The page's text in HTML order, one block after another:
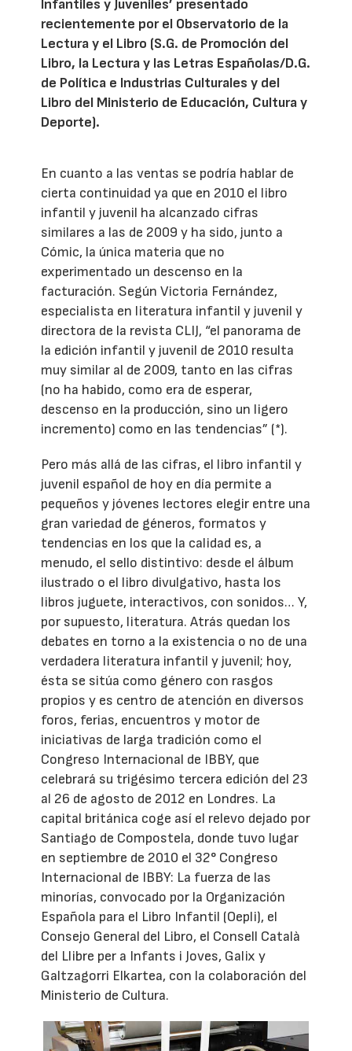
Infantiles y Juveniles’ presentado
recientemente por el Observatorio de la
Lectura y el Libro (S.G. de Promoción del
Libro, la Lectura y las Letras Españolas/D.G.
de Política e Industrias Culturales y del
Libro del Ministerio de Educación, Cultura y
Deporte).
En cuanto a las ventas se podría hablar de
cierta continuidad ya que en 2010 el libro
infantil y juvenil ha alcanzado cifras
similares a las de 2009 y ha sido, junto a
Cómic, la única materia que no
experimentado un descenso en la
facturación. Según Victoria Fernández,
especialista en literatura infantil y juvenil y
directora de la revista CLIJ, “el panorama de
la edición infantil y juvenil de 2010 resulta
muy similar al de 2009, tanto en las cifras
(no ha habido, como era de esperar,
descenso en la producción, sino un ligero
incremento) como en las tendencias” (*).
Pero más allá de las cifras, el libro infantil y
juvenil español de hoy en día permite a
pequeños y jóvenes lectores elegir entre una
gran variedad de géneros, formatos y
tendencias en los que la calidad es, a
menudo, el sello distintivo: desde el álbum
ilustrado o el libro divulgativo, hasta los
libros juguete, interactivos, con sonidos… Y,
por supuesto, literatura. Atrás quedan los
debates en torno a la existencia o no de una
verdadera literatura infantil y juvenil; hoy,
ésta se sitúa como género con rasgos
propios y es centro de atención en diversos
foros, ferias, encuentros y motor de
iniciativas de larga tradición como el
Congreso Internacional de IBBY, que
celebrará su trigésimo tercera edición del 23
al 26 de agosto de 2012 en Londres. La
capital británica coge así el relevo dejado por
Santiago de Compostela, donde tuvo lugar
en septiembre de 2010 el 32° Congreso
Internacional de IBBY: La fuerza de las
minorías, convocado por la Organización
Española para el Libro Infantil (Oepli), el
Consejo General del Libro, el Consell Català
del Llibre per a Infants i Joves, Galix y
Galtzagorri Elkartea, con la colaboración del
Ministerio de Cultura.